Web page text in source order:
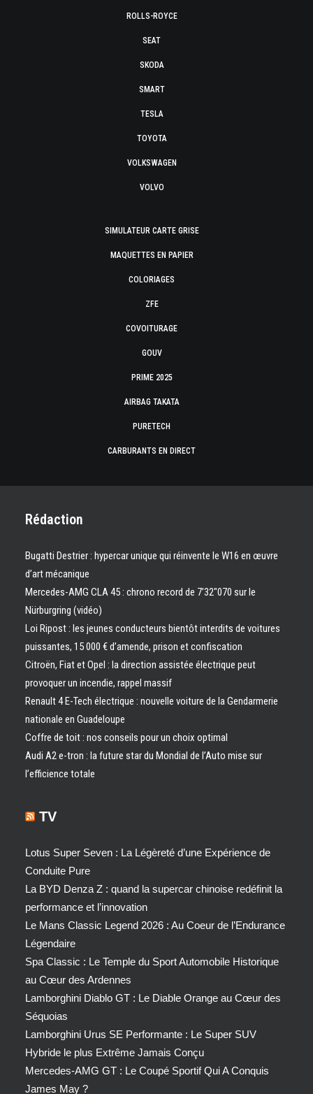
ROLLS-ROYCE
SEAT
SKODA
SMART
TESLA
TOYOTA
VOLKSWAGEN
VOLVO
SIMULATEUR CARTE GRISE
MAQUETTES EN PAPIER
COLORIAGES
ZFE
COVOITURAGE
GOUV
PRIME 2025
AIRBAG TAKATA
PURETECH
CARBURANTS EN DIRECT
Rédaction
Bugatti Destrier : hypercar unique qui réinvente le W16 en œuvre
d’art mécanique
Mercedes-AMG CLA 45 : chrono record de 7’32″070 sur le
Nürburgring (vidéo)
Loi Ripost : les jeunes conducteurs bientôt interdits de voitures
puissantes, 15 000 € d’amende, prison et confiscation
Citroën, Fiat et Opel : la direction assistée électrique peut
provoquer un incendie, rappel massif
Renault 4 E-Tech électrique : nouvelle voiture de la Gendarmerie
nationale en Guadeloupe
Coffre de toit : nos conseils pour un choix optimal
Audi A2 e-tron : la future star du Mondial de l’Auto mise sur
l’efficience totale
TV
Lotus Super Seven : La Légèreté d’une Expérience de
Conduite Pure
La BYD Denza Z : quand la supercar chinoise redéfinit la
performance et l’innovation
Le Mans Classic Legend 2026 : Au Coeur de l’Endurance
Légendaire
Spa Classic : Le Temple du Sport Automobile Historique
au Cœur des Ardennes
Lamborghini Diablo GT : Le Diable Orange au Cœur des
Séquoias
Lamborghini Urus SE Performante : Le Super SUV
Hybride le plus Extrême Jamais Conçu
Mercedes-AMG GT : Le Coupé Sportif Qui A Conquis
James May ?